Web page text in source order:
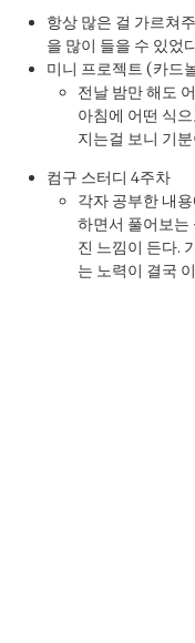
항상 많은 걸 가르쳐
을 많이 들을 수 있었
미니 프로젝트 (카드
전날 밤만 해도
아침에 어떤 식
지는걸 보니 기
컴구 스터디 4주차
각자 공부한 내
하면서 풀어보는
진 느낌이 든다.
는 노력이 결국